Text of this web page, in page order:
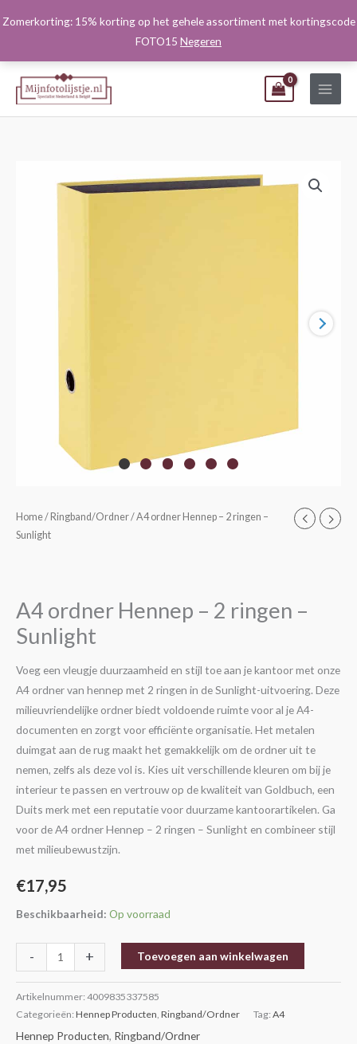
Zomerkorting: 15% korting op het gehele assortiment met kortingscode
FOTO15 Negeren
naar
Home/ Ringband/Ordner/ A4 ordner Hennep – 2 ringen –
Sunlight
A4 ordner Hennep – 2 ringen –
Sunlight
Voeg een vleugje duurzaamheid en stijl toe aan je kantoor met onze
A4 ordner van hennep met 2 ringen in de Sunlight-uitvoering. Deze
milieuvriendelijke ordner biedt voldoende ruimte voor al je A4-
documenten en zorgt voor efficiënte organisatie. Het metalen
duimgat aan de rug maakt het gemakkelijk om de ordner uit te
nemen, zelfs als deze vol is. Kies uit verschillende kleuren om bij je
interieur te passen en vertrouw op de kwaliteit van Goldbuch, een
Duits merk met een reputatie voor duurzame kantoorartikelen. Ga
voor de A4 ordner Hennep – 2 ringen – Sunlight en combineer stijl
met milieubewustzijn.
€17,95
Beschikbaarheid: Op voorraad
-
A4
ordner
ringen
-
aantal
+ Toevoegen aan winkelwagen
Artikelnummer: 4009835337585
Categorieën: Hennep Producten Ringband/Ordner Tag: A4
Hennep Producten, Ringband/Ordner